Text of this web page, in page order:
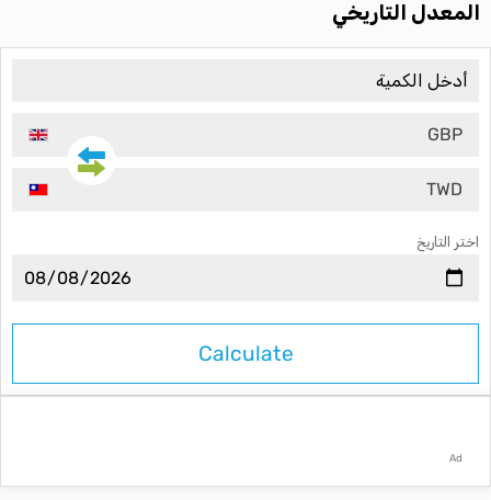
المعدل التاريخي
GBP
TWD
اختر التاريخ
Ad